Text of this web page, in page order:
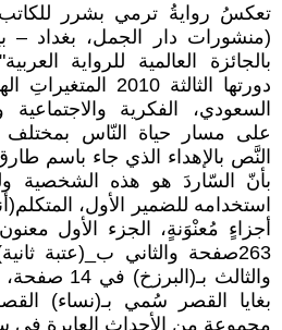
تعكسُ روايةُ ترمي بشرر
بالجائزة العالمية للرواية
دورتها الثالثة
السعودي، الفكرية والاجتماعية
على مسار حياة النّاس بمختلف
النَّص بالإهداء الذي جاء باسم
بأنّ السّاردَ هو هذه الشخصية
استخدامه للضمير الأول،
أجزاءٍ مُعنْوَنةٍ، الجزء الأول
والثالث
مجموعة من الأحداث العابرة